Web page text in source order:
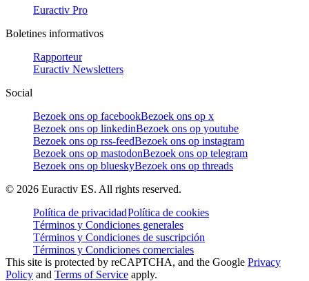
Euractiv Pro
Boletines informativos
Rapporteur
Euractiv Newsletters
Social
Bezoek ons op facebookBezoek ons op x
Bezoek ons op linkedinBezoek ons op youtube
Bezoek ons op rss-feedBezoek ons op instagram
Bezoek ons op mastodonBezoek ons op telegram
Bezoek ons op blueskyBezoek ons op threads
© 2026 Euractiv ES. All rights reserved.
Política de privacidadPolítica de cookies
Términos y Condiciones generales
Términos y Condiciones de suscripción
Términos y Condiciones comerciales
This site is protected by reCAPTCHA, and the Google Privacy
Policy and Terms of Service apply.